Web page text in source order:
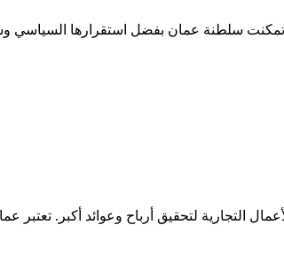
تمكنت سلطنة عمان بفضل استقرارها السياسي
التجارية لتحقيق أرباح وعوائد أكبر. تعتبر